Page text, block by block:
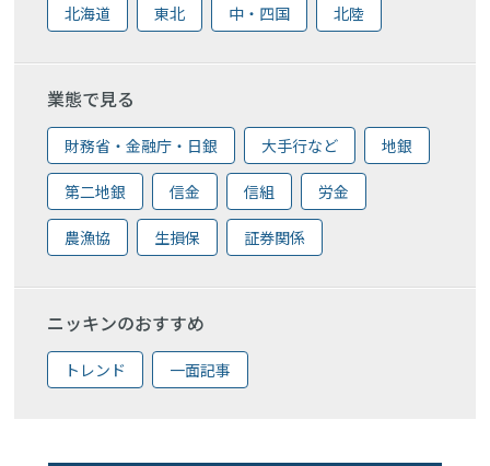
北海道 東北 中・四国 北陸
業態で見る
財務省・金融庁・日銀 大手行など 地銀
第二地銀 信金 信組 労金
農漁協 生損保 証券関係
ニッキンのおすすめ
トレンド 一面記事